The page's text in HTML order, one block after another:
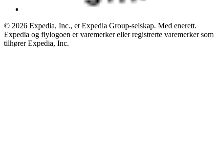
© 2026 Expedia, Inc., et Expedia Group-selskap. Med enerett.
Expedia og flylogoen er varemerker eller registrerte varemerker som
tilhører Expedia, Inc.